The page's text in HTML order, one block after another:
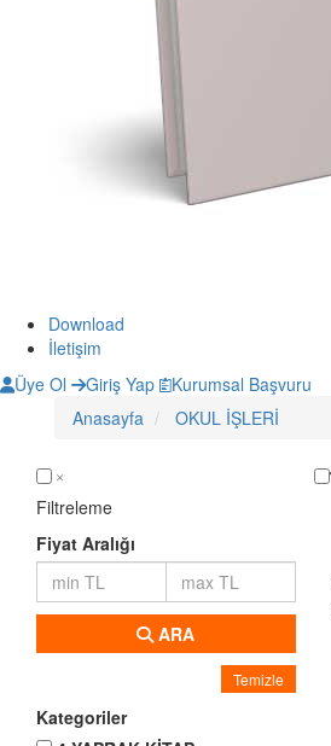
Download
İletişim
Üye Ol
Giriş Yap
Kurumsal Başvuru
Anasayfa
OKUL İŞLERİ
Filtreleme
Fiyat Aralığı
ARA
Temizle
Kategoriler